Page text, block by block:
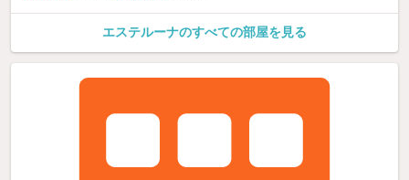
エステルーナのすべての部屋を見る